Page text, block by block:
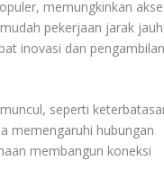
memungkinkan
pekerjaan jarak
inovasi dan pengambilan
seperti
memengaruhi hubungan
membangun koneksi